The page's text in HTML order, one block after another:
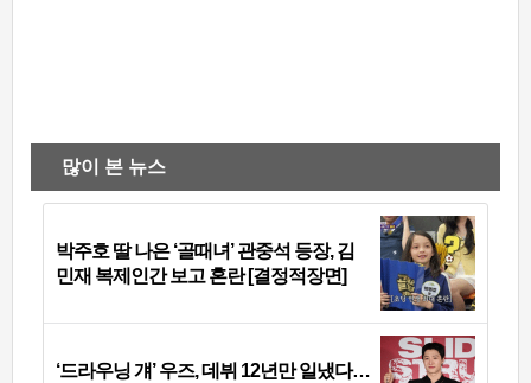
많이 본 뉴스
박주호 딸 나은 ‘골때녀’ 관중석 등장, 김
민재 복제인간 보고 혼란 [결정적장면]
‘드라우닝 걔’ 우즈, 데뷔 12년만 일냈다…